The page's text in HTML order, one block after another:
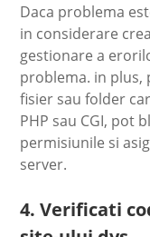
Daca problema
in considerare
gestionare a
problema. in
fisier sau folder
PHP sau CGI, pot
permisiunile si
server.
4. Verificati